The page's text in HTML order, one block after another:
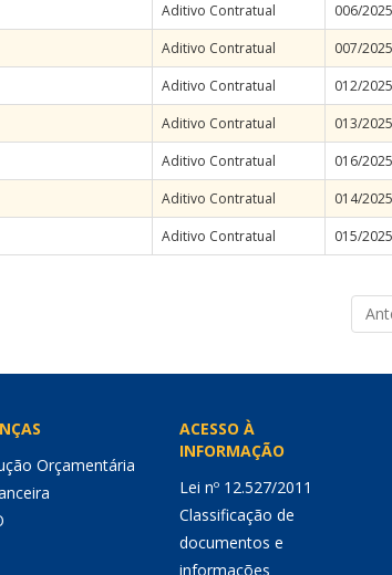
Aditivo Contratual 006/2025
Aditivo Contratual 007/2025
Aditivo Contratual 012/2025
Aditivo Contratual 013/2025
Aditivo Contratual 016/2025
Aditivo Contratual 014/2025
Aditivo Contratual 015/2025
Orçamentária
ACESSO À
INFORMAÇÃO
Lei nº 12.527/2011
Classificação de
documentos e
informações